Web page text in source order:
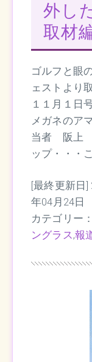
外し
取材
ゴルフと眼
ェストより
１１月１
メガネのア
当者 阪上
ップ・・・
[最終更新日
年04月24日
カテゴリー：
ングラス,報